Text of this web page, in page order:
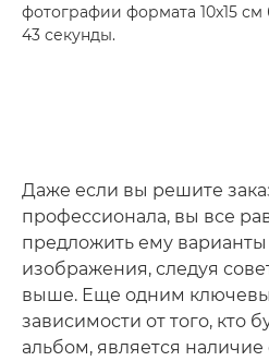
фотографии формата 10x15 см
43 секунды.
Даже если вы решите
профессионала, вы все
предложить ему
изображения, следуя
выше. Еще одним
зависимости от того, кто
альбом, является